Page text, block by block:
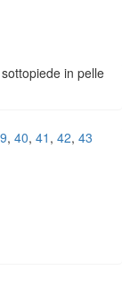
in pelle
, 40, 41 , 42, 43